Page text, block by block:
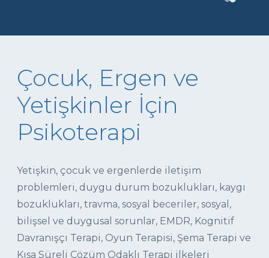
Çocuk, Ergen ve
Yetişkinler İçin
Psikoterapi
Yetişkin, çocuk ve ergenlerde iletişim
problemleri, duygu durum bozuklukları, kaygı
bozuklukları, travma, sosyal beceriler, sosyal,
bilişsel ve duygusal sorunlar, EMDR, Kognitif
Davranışçı Terapi, Oyun Terapisi, Şema Terapi ve
Kısa Süreli Çözüm Odaklı Terapi ilkeleri